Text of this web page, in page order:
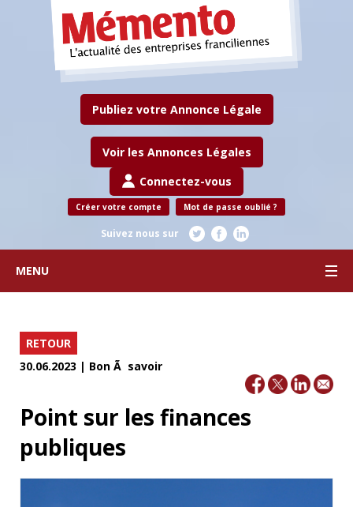
Publiez votre Annonce Légale
Voir les Annonces Légales
Connectez-vous
Créer votre compte Mot de passe oublié ?
Suivez nous sur
MENU
RETOUR
30.06.2023 | Bon Ã savoir
Point sur les finances
publiques